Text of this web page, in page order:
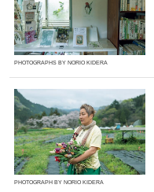
PHOTOGRAPHS BY NORIO KIDERA
PHOTOGRAPH BY NORIO KIDERA